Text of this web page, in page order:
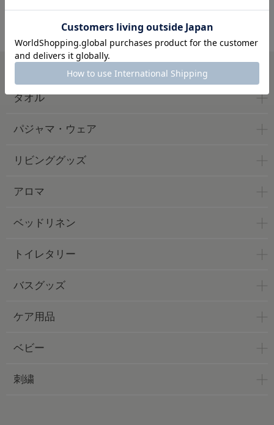
accototo壁紙プレゼント 2025年6月
WEB限定アイテム
タオル
パジャマ・ウェア
リビンググッズ
アロマ
ベッドリネン
トイレタリー
バスグッズ
ケア用品
ベビー
刺繍